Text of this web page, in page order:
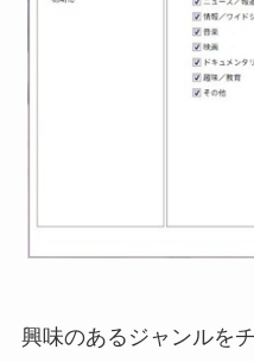
興味のあるジャンルを